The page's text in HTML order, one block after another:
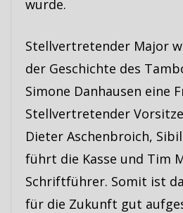
wurde.
Stellvertretender Major
der Geschichte des
Simone Danhausen eine
Stellvertretender
Dieter Aschenbroich,
führt die Kasse und Tim
Schriftführer. Somit ist
für die Zukunft gut